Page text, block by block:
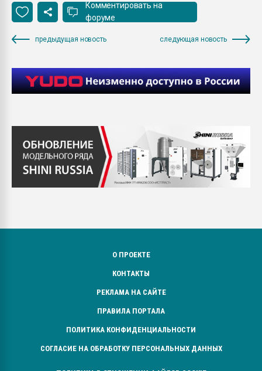
Комментировать на
форуме
предыдущая новость следующая новость
О ПРОЕКТЕ
КОНТАКТЫ
РЕКЛАМА НА САЙТЕ
ПРАВИЛА ПОРТАЛА
ПОЛИТИКА КОНФИДЕНЦИАЛЬНОСТИ
СОГЛАСИЕ НА ОБРАБОТКУ ПЕРСОНАЛЬНЫХ ДАННЫХ